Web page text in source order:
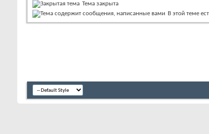
Тема закрыта
В этой теме